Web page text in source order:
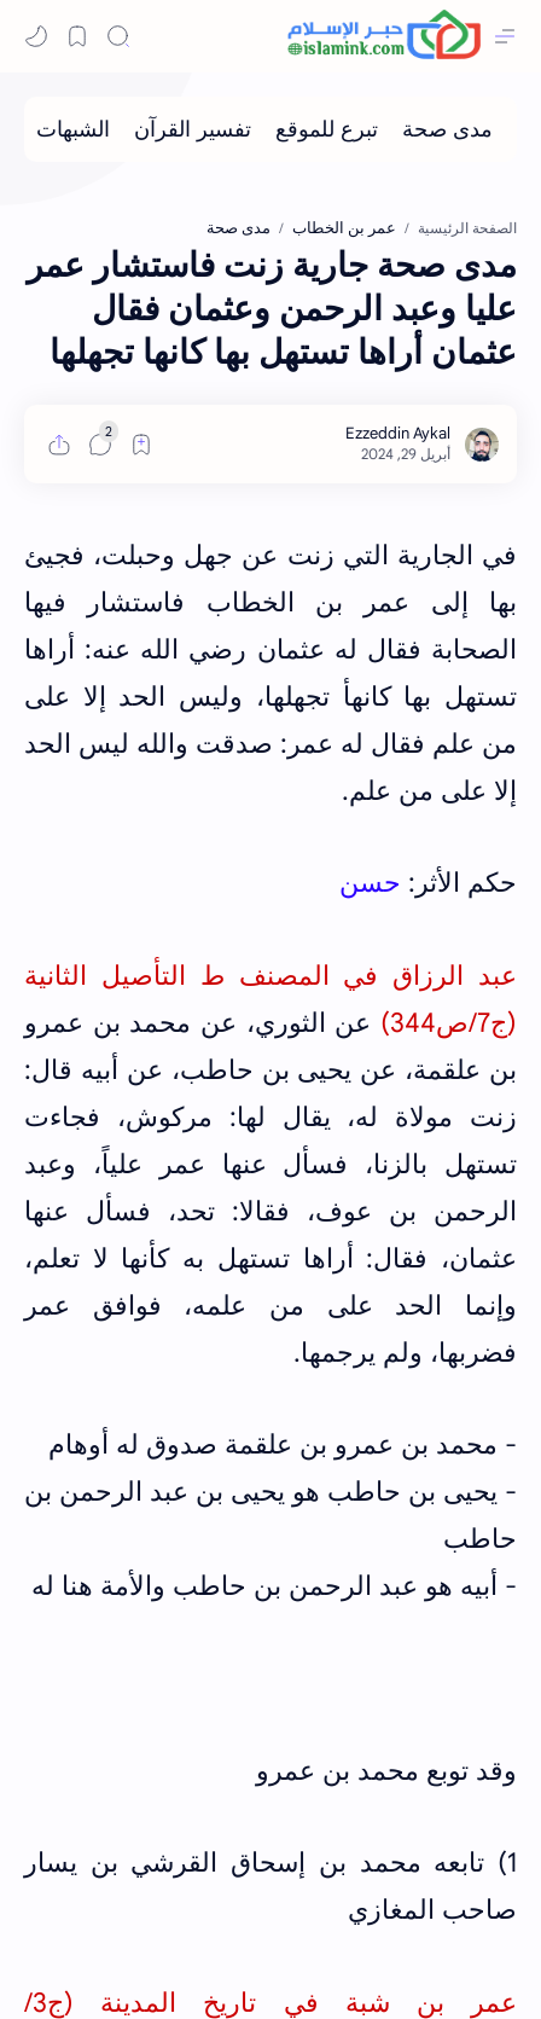
الصفحة الرئيسية عمر بن الخطاب مدى صحة
مدى صحة جارية زنت فاستشار عمر
عليا وعبد الرحمن وعثمان فقال
عثمان أراها تستهل بها كانها تجهلها
في الجارية التي زنت عن جهل وحبلت، فجيئ
بها إلى عمر بن الخطاب فاستشار فيها
الصحابة فقال له عثمان رضي الله عنه: أراها
تستهل بها كانهأ تجهلها، وليس الحد إلا على
من علم فقال له عمر: صدقت والله ليس الحد
إلا على من علم.
حكم الأثر: حسن
عبد الرزاق في المصنف ط التأصيل الثانية
(ج7/ص344)
عن الثوري، عن محمد بن عمرو
بن علقمة، عن يحيى بن حاطب، عن أبيه قال:
زنت مولاة له، يقال لها: مركوش، فجاءت
تستهل بالزنا، فسأل عنها عمر علياً، وعبد
الرحمن بن عوف، فقالا: تحد، فسأل عنها
عثمان، فقال: أراها ‌تستهل ‌به ‌كأنها لا تعلم،
وإنما الحد على من علمه، فوافق عمر
فضربها، ولم يرجمها.
- محمد بن عمرو بن علقمة صدوق له أوهام
- يحيى بن حاطب هو يحيى بن عبد الرحمن بن
حاطب
- أبيه هو عبد الرحمن بن حاطب والأمة هنا له
وقد توبع محمد بن عمرو
1) تابعه محمد بن إسحاق القرشي بن يسار
صاحب المغازي
عمر بن شبة في تاريخ المدينة (ج3/